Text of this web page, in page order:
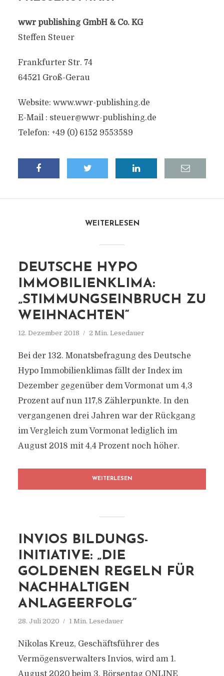
wwr publishing GmbH & Co. KG
Steffen Steuer
Frankfurter Str. 74
64521 Groß-Gerau
Website: www.wwr-publishing.de
E-Mail : steuer@wwr-publishing.de
Telefon: +49 (0) 6152 9553589
WEITERLESEN
DEUTSCHE HYPO
IMMOBILIENKLIMA:
„STIMMUNGSEINBRUCH ZU
WEIHNACHTEN“
12. Dezember 2018 2 Min. Lesedauer
Bei der 132. Monatsbefragung des Deutsche
Hypo Immobilienklimas fällt der Index im
Dezember gegenüber dem Vormonat um 4,3
Prozent auf nun 117,8 Zählerpunkte. In den
vergangenen drei Jahren war der Rückgang
im Vergleich zum Vormonat lediglich im
August 2018 mit 4,4 Prozent noch höher.
WEITERLESEN
INVIOS BILDUNGS-
INITIATIVE: „DIE
GOLDENEN REGELN FÜR
NACHHALTIGEN
ANLAGEERFOLG“
28. Juli 2020 1 Min. Lesedauer
Nikolas Kreuz, Geschäftsführer des
Vermögensverwalters Invios, wird am 1.
August 2020 beim 3. Börsentag ONLINE